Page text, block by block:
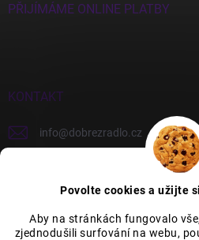
Povolte cookies a užijte
Aby na stránkách fungovalo
zjednodušili surfování na webu,
PŘIJÍMÁME ONLINE PLATBY
KONTAKT
info@dobrezradlo.cz